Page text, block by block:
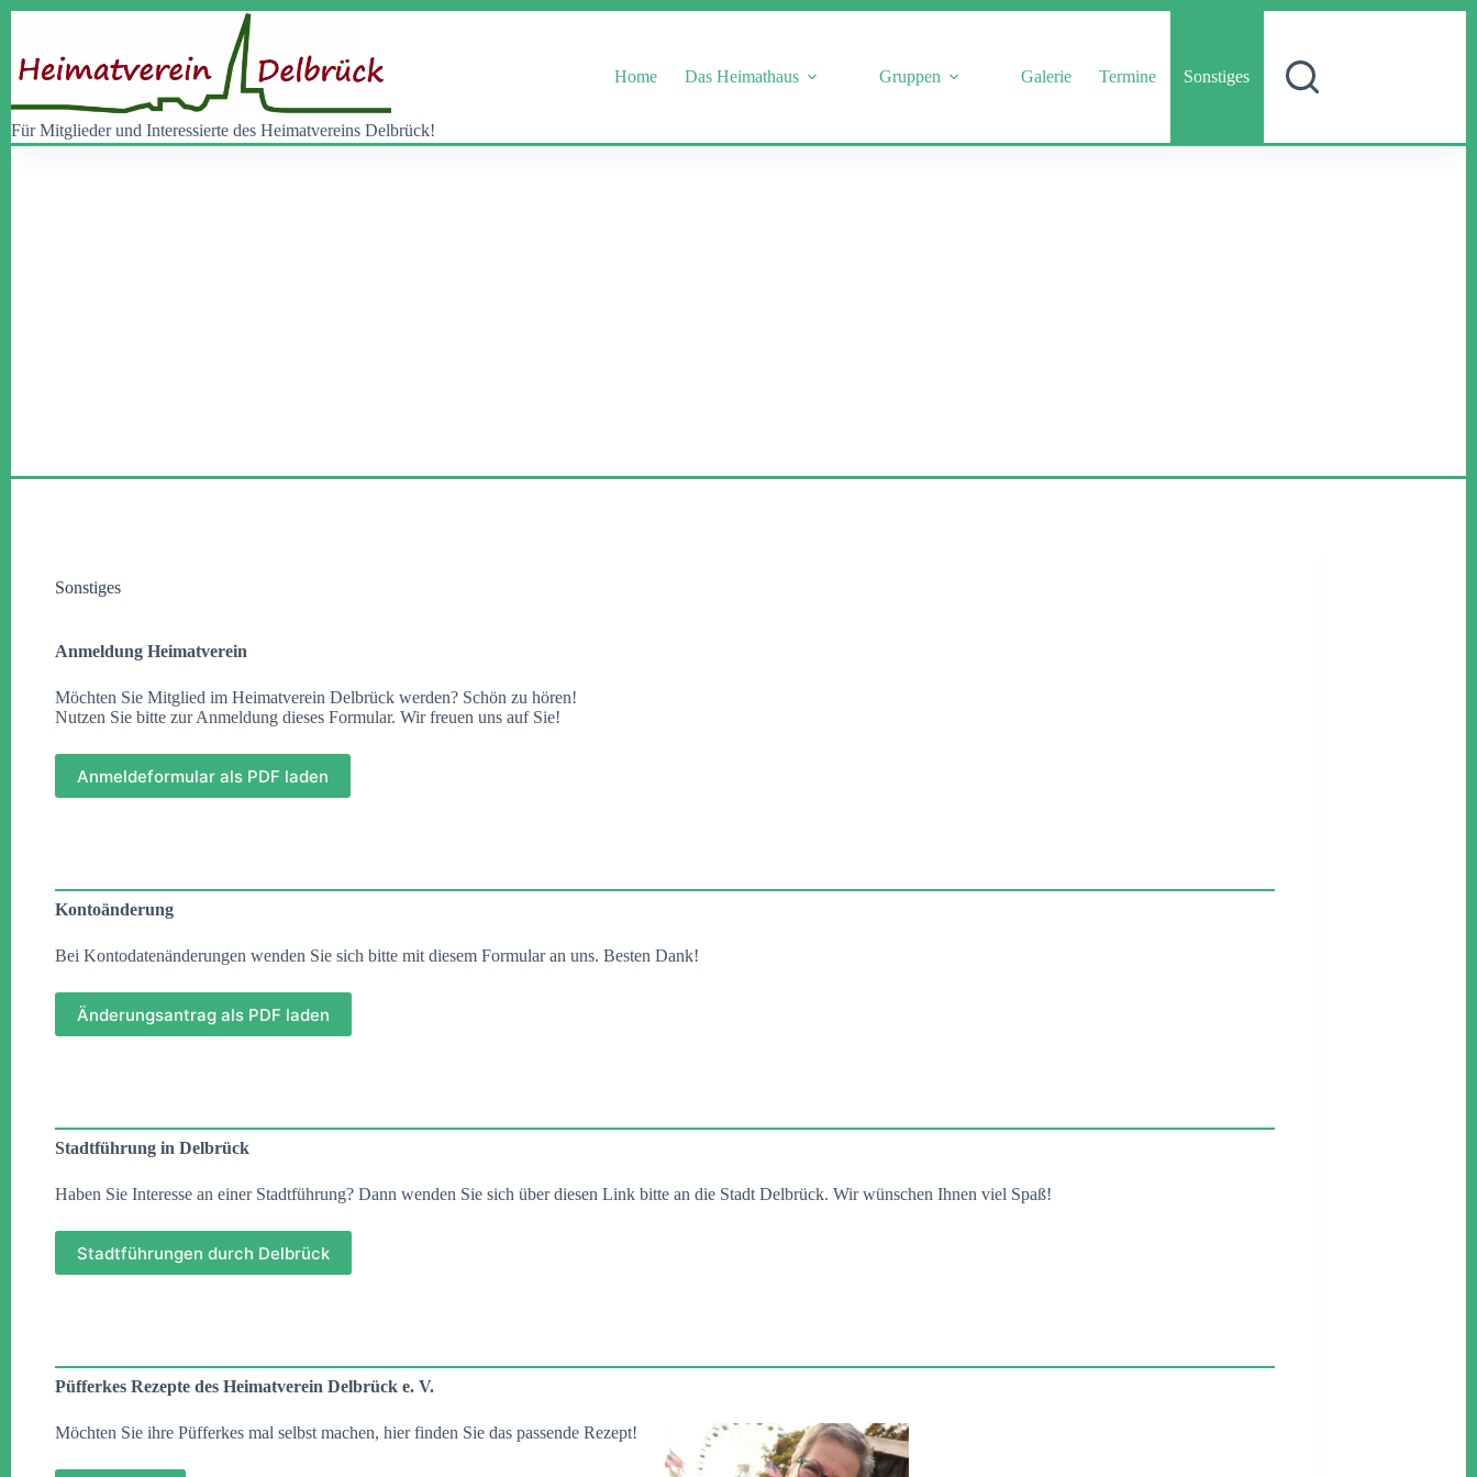
springen
Für Mitglieder und Interessierte des Heimatvereins Delbrück!
Home Das Heimathaus Gruppen Galerie Termine Sonstiges
Sonstiges
Anmeldung Heimatverein
Möchten Sie Mitglied im Heimatverein Delbrück werden? Schön zu hören!
Nutzen Sie bitte zur Anmeldung dieses Formular. Wir freuen uns auf Sie!
Anmeldeformular als PDF laden
Kontoänderung
Bei Kontodatenänderungen wenden Sie sich bitte mit diesem Formular an uns. Besten Dank!
Änderungsantrag als PDF laden
Stadtführung in Delbrück
Haben Sie Interesse an einer Stadtführung? Dann wenden Sie sich über diesen Link bitte an die Stadt Delbrück. Wir wünschen Ihnen viel Spaß!
Stadtführungen durch Delbrück
Püfferkes Rezepte des Heimatverein Delbrück e. V.
Möchten Sie ihre Püfferkes mal selbst machen, hier finden Sie das passende Rezept!